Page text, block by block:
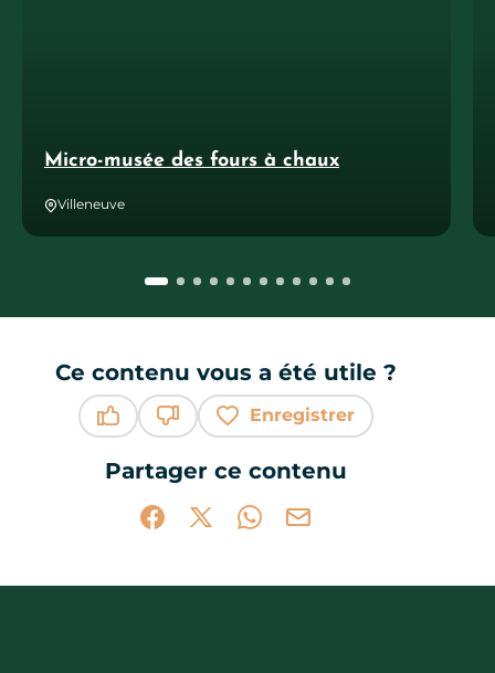
Micro-musée des fours à chaux
Villeneuve
Ce contenu vous a été utile ?
Enregistrer
Partager ce contenu
Partager sur Facebook (nouvelle
Partager sur X / Twitter (nouvelle
Partager sur WhatsApp
Partager par mail